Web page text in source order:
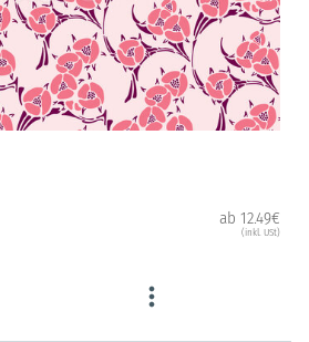
ab 12.49€
(inkl. USt)